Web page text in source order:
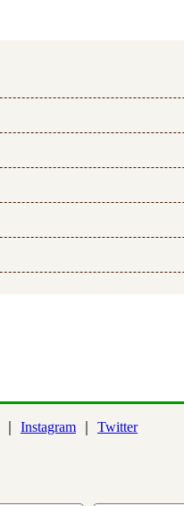
Instagram Twitter